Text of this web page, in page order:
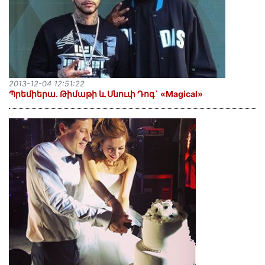
Պրեմիերա. Թիմաթի և Սնուփ Դոգ` «Magical»
2013-12-04 12:51:22